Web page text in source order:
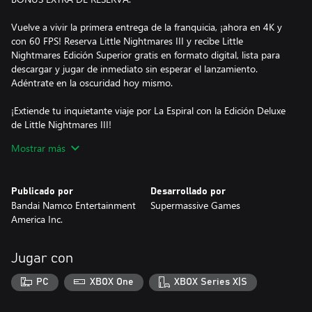
Vuelve a vivir la primera entrega de la franquicia, ¡ahora en 4K y
con 60 FPS! Reserva Little Nightmares III y recibe Little
Nightmares Edición Superior gratis en formato digital, lista para
descargar y jugar de inmediato sin esperar el lanzamiento.
Adéntrate en la oscuridad hoy mismo.
¡Extiende tu inquietante viaje por La Espiral con la Edición Deluxe
de Little Nightmares III!
Con esta Edición, tendrás acceso a Secretos de la Espiral: Pase de
SECRETOS DE LA ESPIRAL: PASE DE EXPANSIÓN:
- Puedes jugar 2 capítulos adicionales y sumergirte aún más en
nuevas perspectivas y horrores inesperados.
- Conjunto de indumentaria de Capitán de transbordador,
Mostrar más
Publicado por
Bandai Namco Entertainment
America Inc.
Desarrollado por
Supermassive Games
Jugar con
PC XBOX One XBOX Series X|S